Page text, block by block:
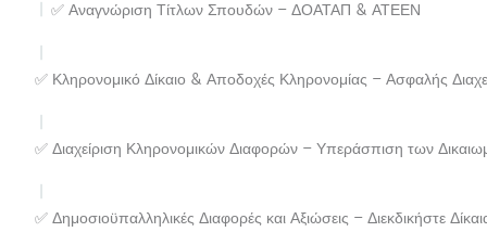
✅ Αναγνώριση Τίτλων Σπουδών – ΔΟΑΤΑΠ & ΑΤΕΕΝ
✅ Κληρονομικό Δίκαιο & Αποδοχές Κληρονομίας – Ασφαλής
✅ Διαχείριση Κληρονομικών Διαφορών – Υπεράσπιση των
✅ Δημοσιοϋπαλληλικές Διαφορές και Αξιώσεις – Διεκδικήστε